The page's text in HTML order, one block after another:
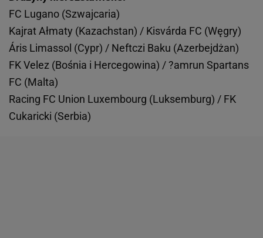
FC Lugano (Szwajcaria)
Kajrat Ałmaty (Kazachstan) / Kisvárda FC (Węgry)
Áris Limassol (Cypr) / Neftczi Baku (Azerbejdżan)
FK Velez (Bośnia i Hercegowina) / ?amrun Spartans
FC (Malta)
Racing FC Union Luxembourg (Luksemburg) / FK
Cukaricki (Serbia)